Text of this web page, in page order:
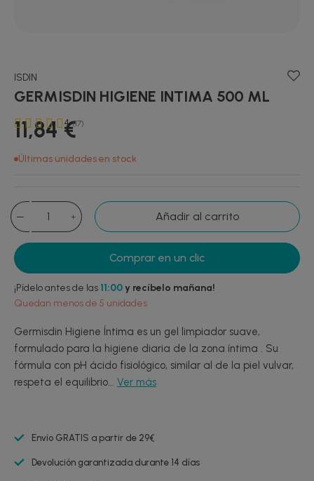
ISDIN
GERMISDIN HIGIENE INTIMA 500 ML
11,84 €
4 (17)
Últimas unidades en stock
Añadir al carrito
Comprar en un clic
¡Pídelo antes de las 11:00y recíbelo mañana!
Quedan menos de 5 unidades
Germisdin Higiene Íntima es un gel limpiador suave,
formulado para la higiene diaria de la zona íntima . Su
fórmula con pH ácido fisiológico, similar al de la piel vulvar,
respeta el equilibrio... Ver más
Envío GRATIS a partir de 29€
Devolución garantizada durante 14 días